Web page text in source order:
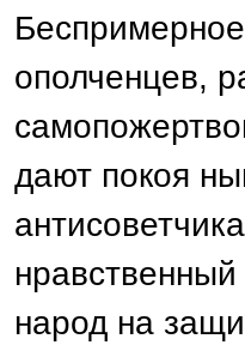
ополченцев,
дают покоя
народ на